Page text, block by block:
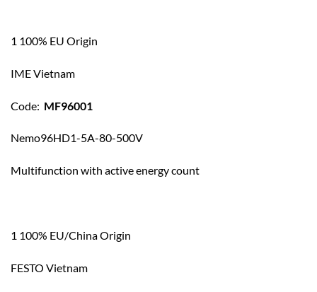
1 100% EU Origin
IME Vietnam
Code: MF96001
Nemo96HD1-5A-80-500V
Multifunction with active energy count
1 100% EU/China Origin
FESTO Vietnam